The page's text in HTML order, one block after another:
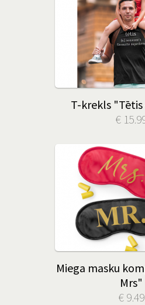
T-krekls "Tētis
€
Miega masku
Mrs"
€ 9.49